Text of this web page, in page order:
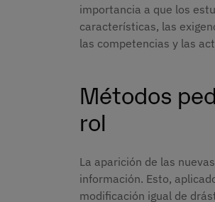
importancia a que los
características, las
las competencias y las
Métodos
rol
La aparición de las
información. Esto,
modificación igual de